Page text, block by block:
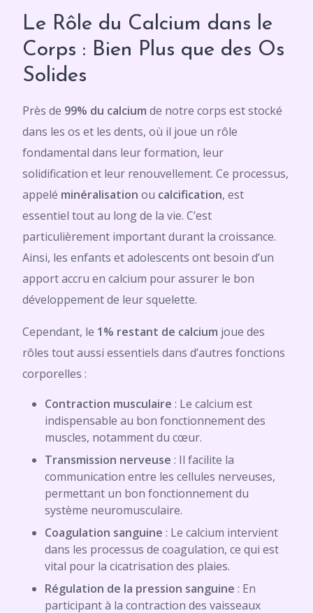
Le Rôle du Calcium dans le
Corps : Bien Plus que des Os
Solides
Près de 99% du calcium de notre corps est stocké
dans les os et les dents, où il joue un rôle
fondamental dans leur formation, leur
solidification et leur renouvellement. Ce processus,
appelé minéralisation ou calcification, est
essentiel tout au long de la vie. C’est
particulièrement important durant la croissance.
Ainsi, les enfants et adolescents ont besoin d’un
apport accru en calcium pour assurer le bon
développement de leur squelette.
Cependant, le 1% restant de calcium joue des
rôles tout aussi essentiels dans d’autres fonctions
corporelles :
Contraction musculaire : Le calcium est
indispensable au bon fonctionnement des
muscles, notamment du cœur.
Transmission nerveuse : Il facilite la
communication entre les cellules nerveuses,
permettant un bon fonctionnement du
système neuromusculaire.
Coagulation sanguine : Le calcium intervient
dans les processus de coagulation, ce qui est
vital pour la cicatrisation des plaies.
Régulation de la pression sanguine : En
participant à la contraction des vaisseaux